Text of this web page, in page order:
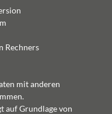
Rechners
mit anderen
auf Grundlage von